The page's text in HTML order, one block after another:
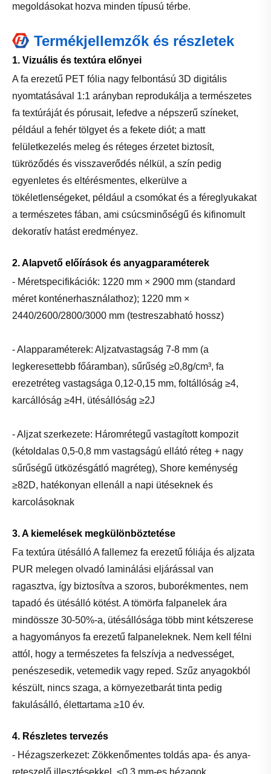
megoldásokat hozva minden típusú térbe.
Termékjellemzők és részletek
1. Vizuális és textúra előnyei
A fa erezetű PET fólia nagy felbontású 3D digitális
nyomtatásával 1:1 arányban reprodukálja a természetes
fa textúráját és pórusait, lefedve a népszerű színeket,
például a fehér tölgyet és a fekete diót; a matt
felületkezelés meleg és réteges érzetet biztosít,
tükröződés és visszaverődés nélkül, a szín pedig
egyenletes és eltérésmentes, elkerülve a
tökéletlenségeket, például a csomókat és a féreglyukakat
a természetes fában, ami csúcsminőségű és kifinomult
dekoratív hatást eredményez.
2. Alapvető előírások és anyagparaméterek
- Méretspecifikációk: 1220 mm × 2900 mm (standard
méret konténerhasználathoz); 1220 mm ×
2440/2600/2800/3000 mm (testreszabható hossz)
- Alapparaméterek: Aljzatvastagság 7-8 mm (a
legkeresettebb főáramban), sűrűség ≥0,8g/cm³, fa
erezetréteg vastagsága 0,12-0,15 mm, foltállóság ≥4,
karcállóság ≥4H, ütésállóság ≥2J
- Aljzat szerkezete: Háromrétegű vastagított kompozit
(kétoldalas 0,5-0,8 mm vastagságú ellátó réteg + nagy
sűrűségű ütközésgátló magréteg), Shore keménység
≥82D, hatékonyan ellenáll a napi ütéseknek és
karcolásoknak
3. A kiemelések megkülönböztetése
Fa textúra ütésálló A fallemez fa erezetű fóliája és aljzata
PUR melegen olvadó laminálási eljárással van
ragasztva, így biztosítva a szoros, buborékmentes, nem
tapadó és ütésálló kötést. A tömörfa falpanelek ára
mindössze 30-50%-a, ütésállósága több mint kétszerese
a hagyományos fa erezetű falpaneleknek. Nem kell félni
attól, hogy a természetes fa felszívja a nedvességet,
penészesedik, vetemedik vagy reped. Szűz anyagokból
készült, nincs szaga, a környezetbarát tinta pedig
fakulásálló, élettartama ≥10 év.
4. Részletes tervezés
- Hézagszerkezet: Zökkenőmentes toldás apa- és anya-
reteszelő illesztésekkel, ≤0,3 mm-es hézagok,